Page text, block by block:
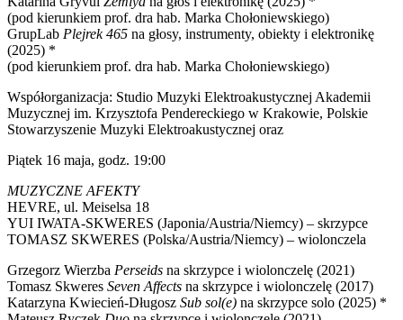
(pod kierunkiem prof. dra hab. Marka Chołoniewskiego)
GrupLab Plejrek 465 na głosy, instrumenty, obiekty i elektronikę
(2025) *
(pod kierunkiem prof. dra hab. Marka Chołoniewskiego)
Współorganizacja: Studio Muzyki Elektroakustycznej Akademii
Muzycznej im. Krzysztofa Pendereckiego w Krakowie, Polskie
Stowarzyszenie Muzyki Elektroakustycznej oraz
Piątek 16 maja, godz. 19:00
MUZYCZNE AFEKTY
HEVRE, ul. Meiselsa 18
YUI IWATA-SKWERES (Japonia/Austria/Niemcy) – skrzypce
TOMASZ SKWERES (Polska/Austria/Niemcy) – wiolonczela
Grzegorz Wierzba Perseids na skrzypce i wiolonczelę (2021)
Tomasz Skweres Seven Affects na skrzypce i wiolonczelę (2017)
Katarzyna Kwiecień-Długosz Sub sol(e) na skrzypce solo (2025) *